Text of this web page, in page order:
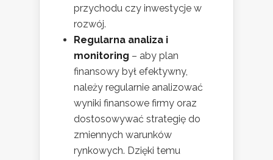
przychodu czy inwestycje w
rozwój.
Regularna analiza i
monitoring – aby plan
finansowy był efektywny,
należy regularnie analizować
wyniki finansowe firmy oraz
dostosowywać strategię do
zmiennych warunków
rynkowych. Dzięki temu